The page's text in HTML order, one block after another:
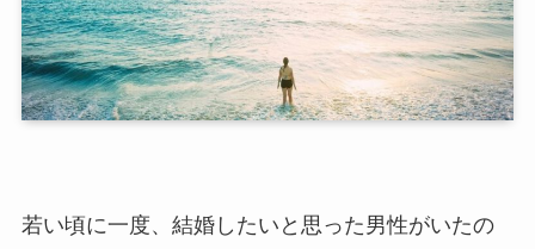
若い頃に一度、結婚したいと思った男性がいたの